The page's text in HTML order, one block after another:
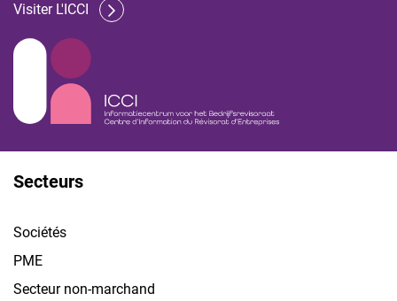
Visiter L'ICCI
Secteurs
Sociétés
PME
Secteur non-marchand